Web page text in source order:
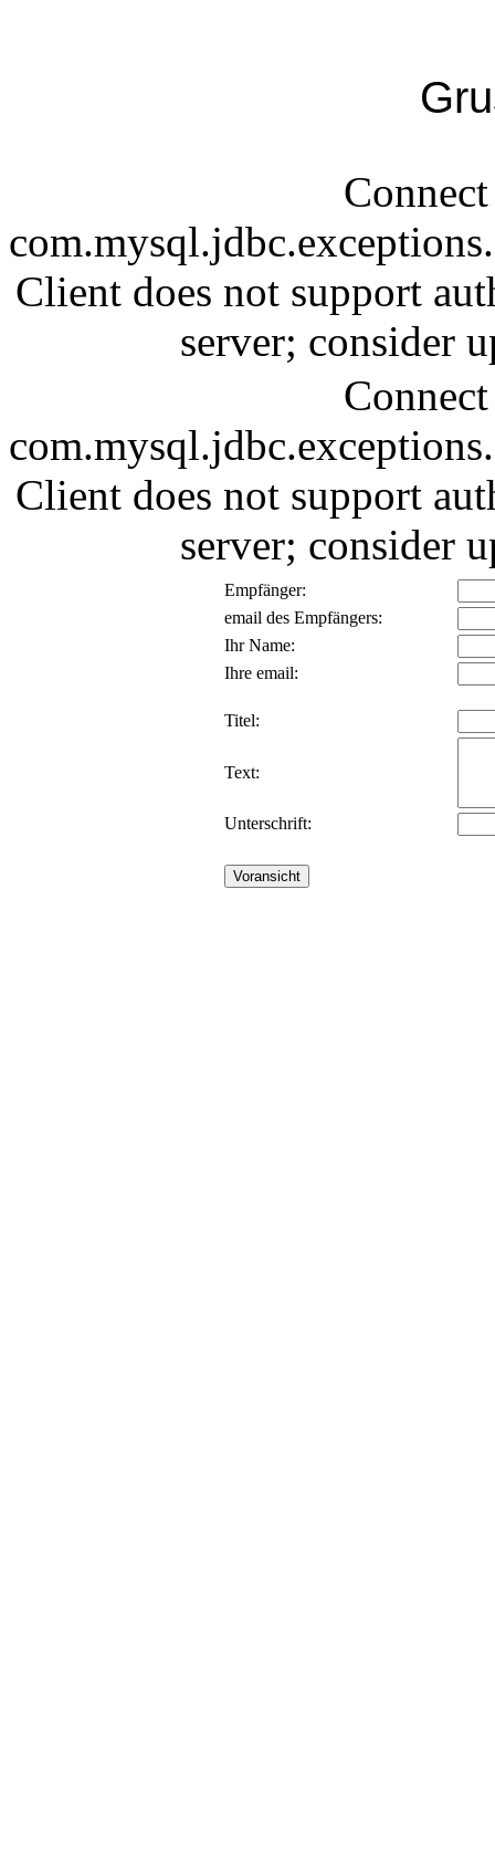
Client does not support
server; consider
Client does not support
server; consider
Empfänger:
email des Empfängers:
Ihr Name:
Ihre email:
Titel:
Text:
Unterschrift: